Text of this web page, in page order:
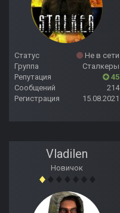
Статус
Не в сети
Группа
Сталкеры
Репутация
45
Сообщений
214
Регистрация
15.08.2021
Vladilen
Новичок